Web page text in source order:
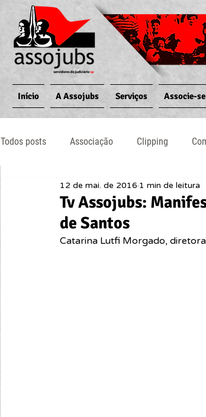
Início A Assojubs Serviços Associe-se
Todos posts Associação Clipping
Jornal O Processo Judiciário Notícias
Tv Assojubs:
de Santos
12 de mai. de 2016 1 min de leitura
Catarina Lutfi Morgado,